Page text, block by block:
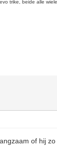
trike, beide alle
of hij